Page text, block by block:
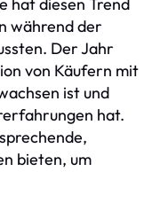
während der
Der Jahr
von Käufern mit
ist und
hat.
bieten, um